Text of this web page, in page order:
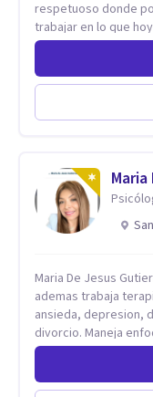
respetuoso donde
trabajar en lo que hoy te
Trastornos de
profesional he
distintas
Autoestima, Gestión
Codependencia,
Adolescentes y
Maria De Jesus Gutierrez Psicologa Clinica y
ademas trabaja
ansieda, depresion, drogadiccio,
divorcio. Maneja
de experiencia,
diferntes areas de